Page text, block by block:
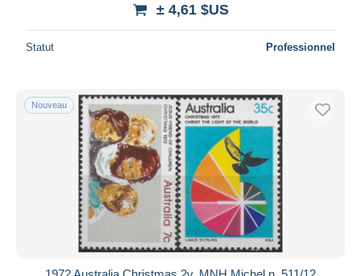
± 4,61 $US
Statut Professionnel
Nouveau